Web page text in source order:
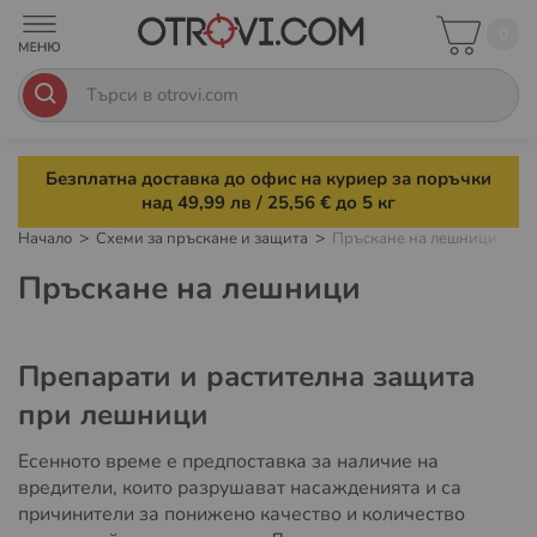
Безплатна доставка до офис на куриер за поръчки
над 49,99 лв / 25,56 € до 5 кг
Начало Схеми за пръскане и защита Пръскане на лешници
Пръскане на лешници
Препарати и растителна защита
при лешници
Есенното време е предпоставка за наличие на
вредители, които разрушават насажденията и са
причинители за понижено качество и количество